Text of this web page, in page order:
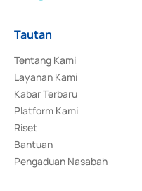
Tautan
Tentang Kami
Layanan Kami
Kabar Terbaru
Platform Kami
Riset
Bantuan
Pengaduan Nasabah